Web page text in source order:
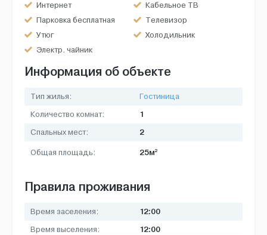
Интернет
Кабельное ТВ
Парковка бесплатная
Телевизор
Утюг
Холодильник
Электр. чайник
Информация об объекте
Тип жилья:
Гостиница
Количество комнат:
1
Спальных мест: 2
Общая площадь: 25м2
Правила проживания
Время заселения: 12:00
Время выселения: 12:00